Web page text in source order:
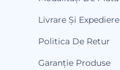
Livrare Și Expediere
Politica De Retur
Garanție Produse